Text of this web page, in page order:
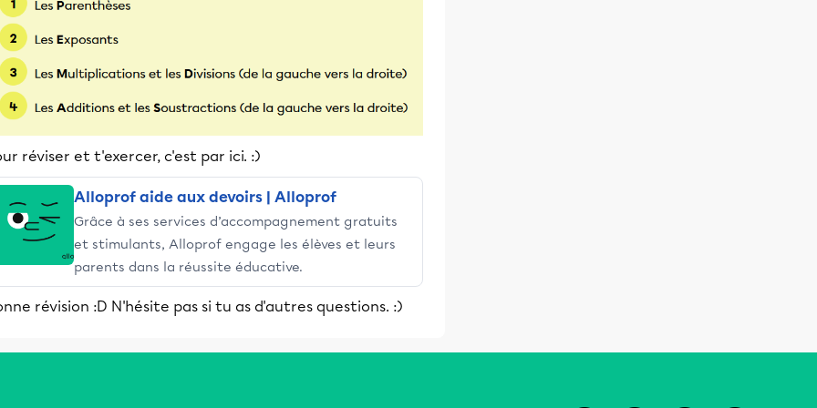
réviser et t'exercer, c'est par ici. :)
Alloprof aide aux devoirs | Alloprof
Grâce à ses services d’accompagnement gratuits
et stimulants, Alloprof engage les élèves et leurs
parents dans la réussite éducative.
révision :D N'hésite pas si tu as d'autres questions. :)